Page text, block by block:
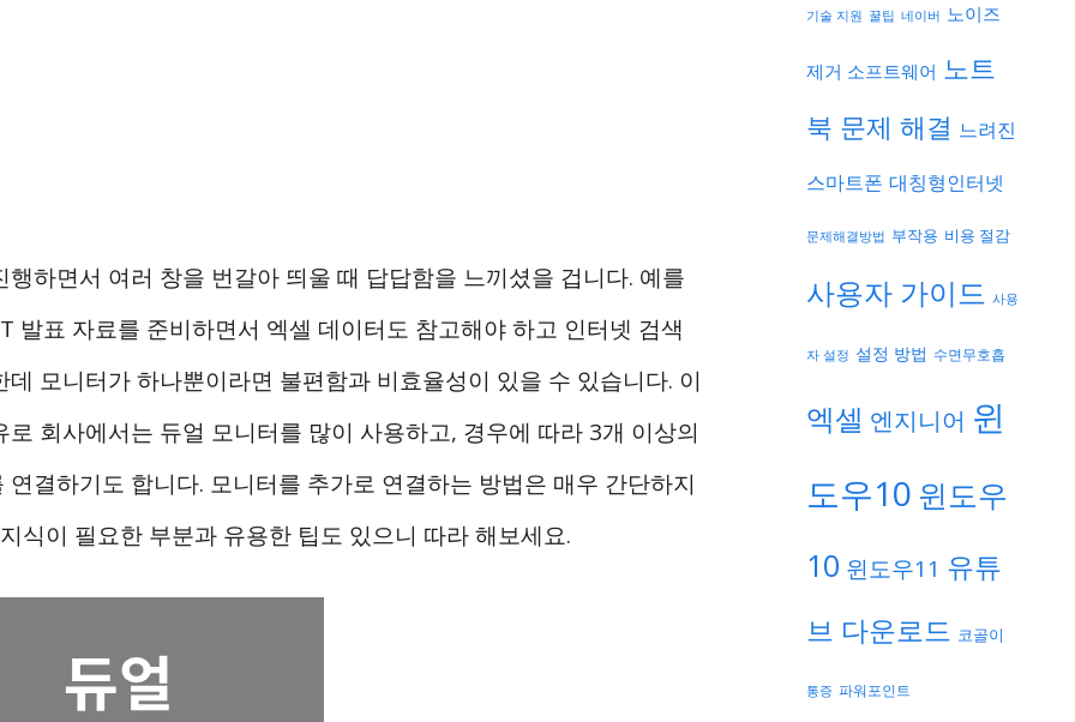
행하면서 여러 창을 번갈아 띄울 때 답답함을 느끼셨을 겁니다. 예를
발표 자료를 준비하면서 엑셀 데이터도 참고해야 하고 인터넷 검색
데 모니터가 하나뿐이라면 불편함과 비효율성이 있을 수 있습니다. 이
로 회사에서는 듀얼 모니터를 많이 사용하고, 경우에 따라 3개 이상의
연결하기도 합니다. 모니터를 추가로 연결하는 방법은 매우 간단하지
식이 필요한 부분과 유용한 팁도 있으니 따라 해보세요.
기술 지원 꿀팁 네이버 노이즈
제거 소프트웨어 노트
북 문제 해결 느려진
스마트폰 대칭형인터넷
문제해결방법 부작용 비용 절감
사용자 가이드 사용
자 설정 설정 방법 수면무호흡
엑셀 엔지니어 윈
도우10 윈도우
10 윈도우11 유튜
브 다운로드 코골이
통증 파워포인트